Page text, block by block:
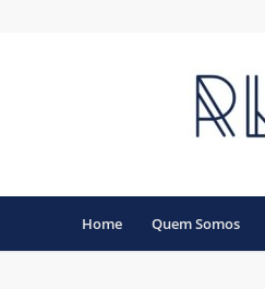
Home Quem Somos